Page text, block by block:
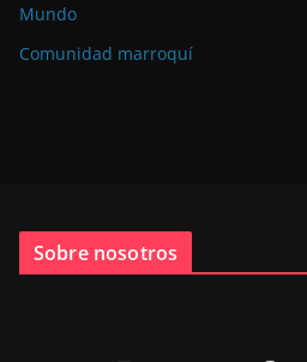
Mundo
Comunidad marroquí
Sobre nosotros